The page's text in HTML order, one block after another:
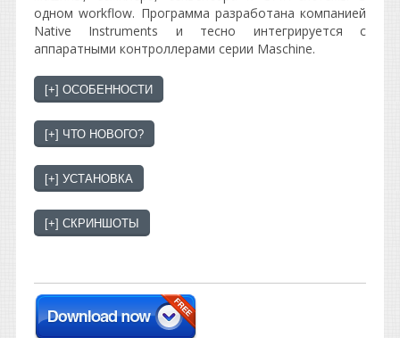
одном workflow. Программа разработана компанией
Native Instruments и тесно интегрируется с
аппаратными контроллерами серии Maschine.